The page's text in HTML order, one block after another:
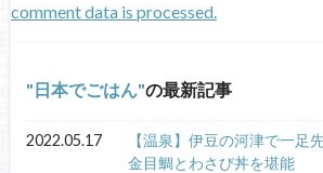
comment data is processed.
日本でごはん の最新記事
2022.05.17
【温泉】伊豆の河津で一足
金目鯛とわさび丼を堪能